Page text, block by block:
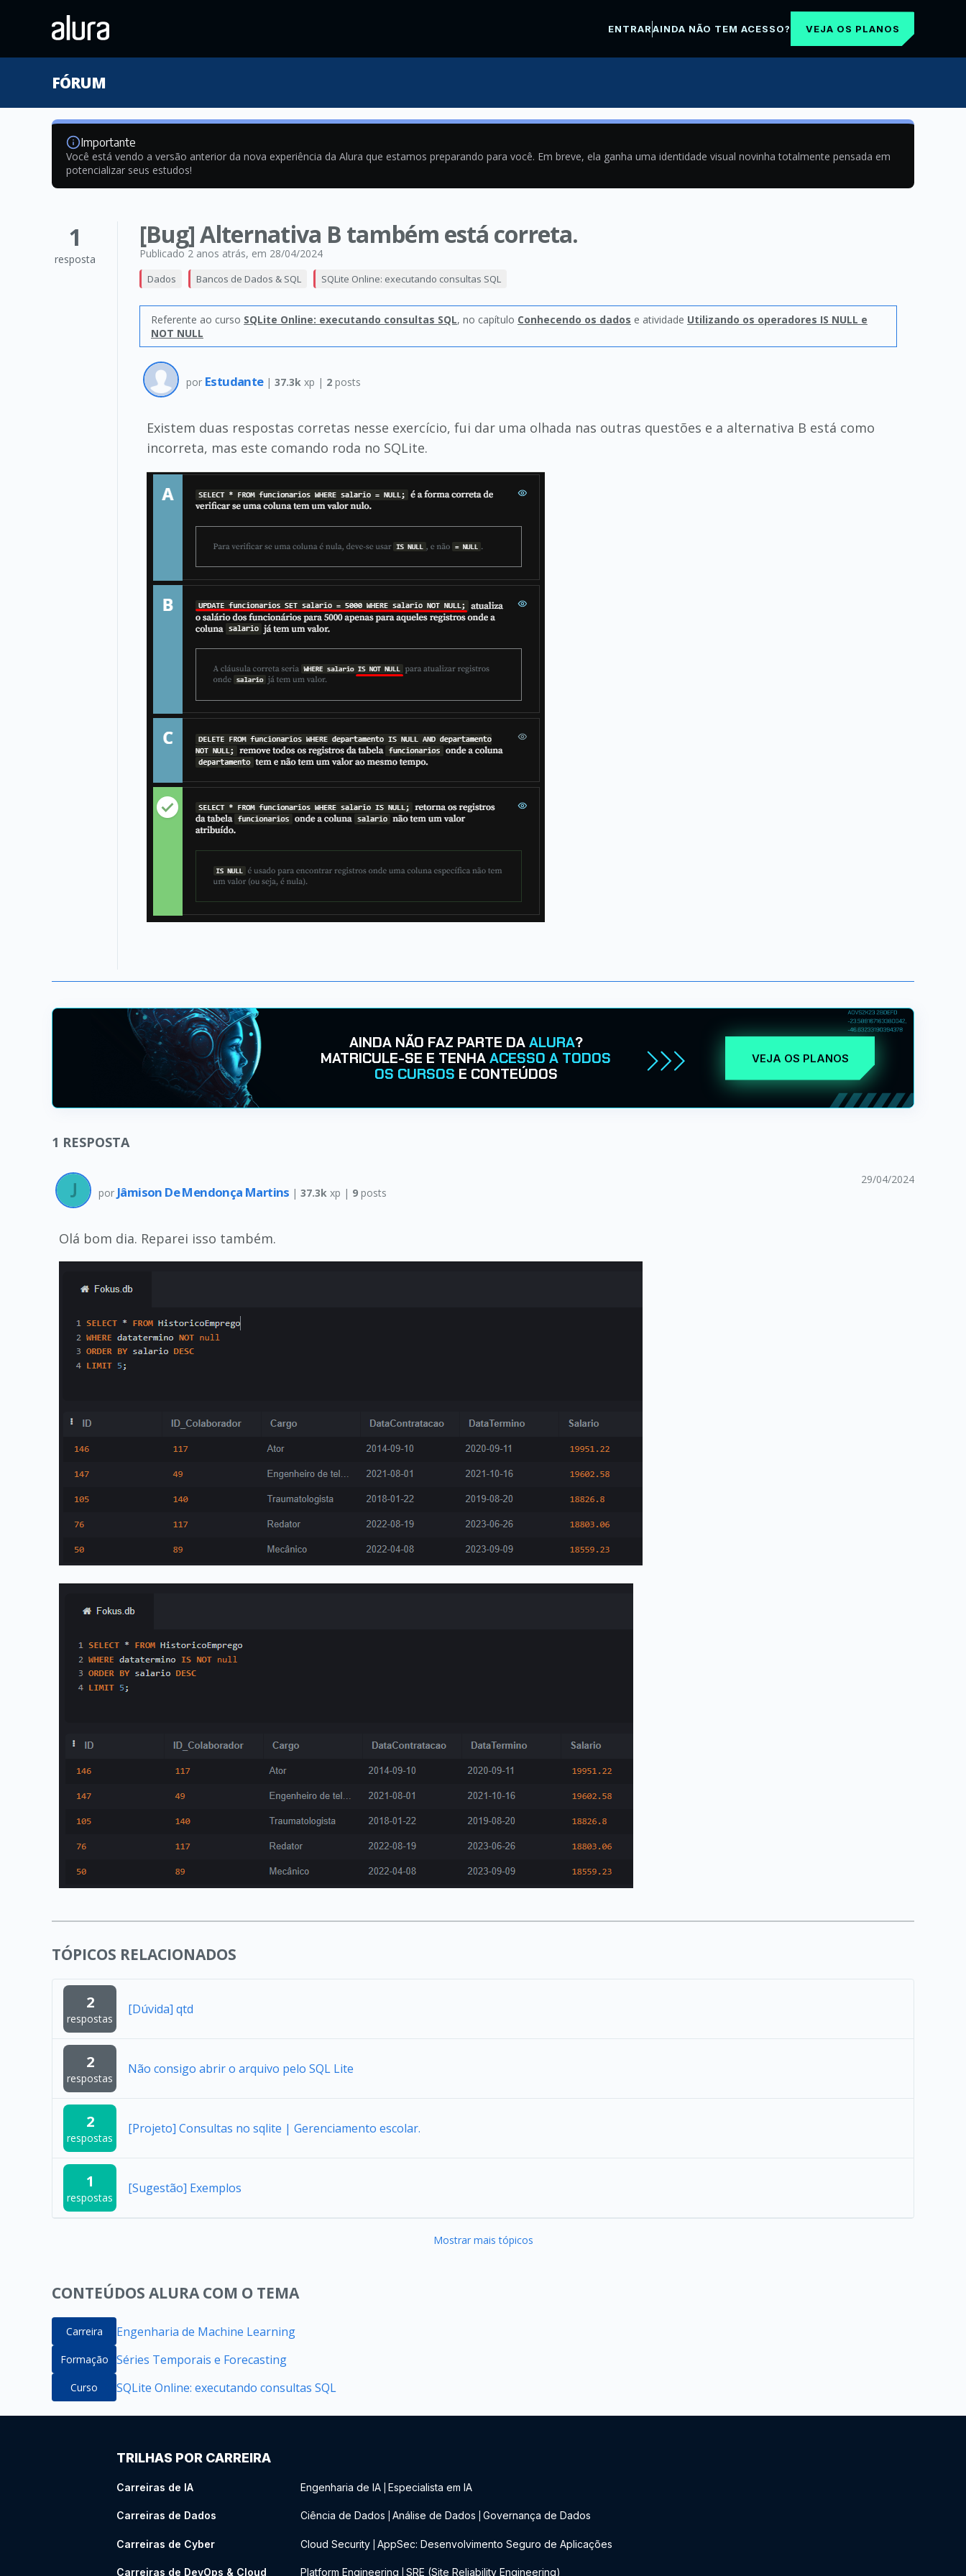
ENTRARAINDA NÃO TEM ACESSO? VEJA OS PLANOS
FÓRUM
Importante
Você está vendo a versão anterior da nova experiência da Alura que estamos preparando para você. Em breve, ela ganha uma identidade visual novinha totalmente pensada em
potencializar seus estudos!
1
resposta
[Bug] Alternativa B também está correta.
Publicado 2 anos atrás, em 28/04/2024
Dados Bancos de Dados & SQL SQLite Online: executando consultas SQL
Referente ao curso SQLite Online: executando consultas SQL, no capítulo Conhecendo os dados e atividade Utilizando os operadores IS NULL e
NOT NULL
por Estudante | 37.3k xp | 2 posts
Existem duas respostas corretas nesse exercício, fui dar uma olhada nas outras questões e a alternativa B está como
incorreta, mas este comando roda no SQLite.
AINDA NÃO FAZ PARTE DAALURA?
MATRICULE-SE E TENHAACESSO A TODOS
OS CURSOS E CONTEÚDOS
VEJA OS PLANOS
1 RESPOSTA
por Jâmison De Mendonça Martins |37.3k xp | 9 posts
29/04/2024
Olá bom dia. Reparei isso também.
TÓPICOS RELACIONADOS
2
respostas
[Dúvida] qtd
2
respostas
Não consigo abrir o arquivo pelo SQL Lite
2
respostas
[Projeto] Consultas no sqlite | Gerenciamento escolar.
1
respostas
[Sugestão] Exemplos
Mostrar mais tópicos
CONTEÚDOS ALURA COM O TEMA
Carreira Engenharia de Machine Learning
Formação Séries Temporais e Forecasting
Curso SQLite Online: executando consultas SQL
TRILHAS POR CARREIRA
Carreiras de IA Engenharia de IA Especialista em IA
Carreiras de Dados Ciência de Dados Análise de Dados Governança de Dados
Carreiras de Cyber Cloud Security AppSec: Desenvolvimento Seguro de Aplicações
Carreiras de DevOps & Cloud Platform Engineering SRE (Site Reliability Engineering)